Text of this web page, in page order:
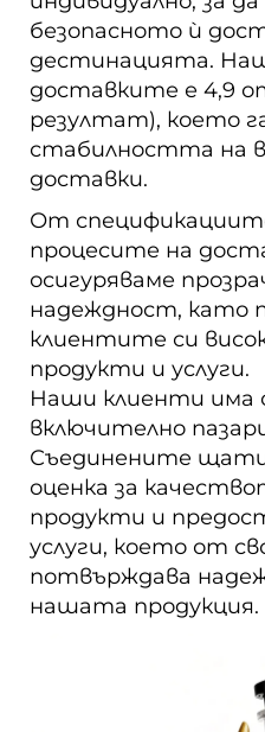
безопасното ѝ
дестинацията.
доставките е 4,9
резултат), което
стабилността на
доставки.
От
процесите на
осигуряваме
надеждност, като
клиентите си
продукти и услуги.
Наши клиенти има
включително
Съединените щати.
оценка за
продукти и
услуги, което от
потвърждава
нашата продукция.